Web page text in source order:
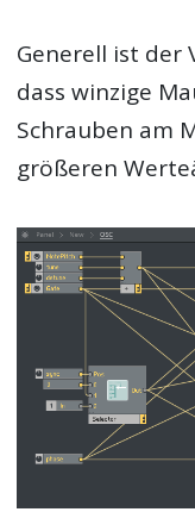
Generell ist der
dass winzige
Schrauben am
größeren